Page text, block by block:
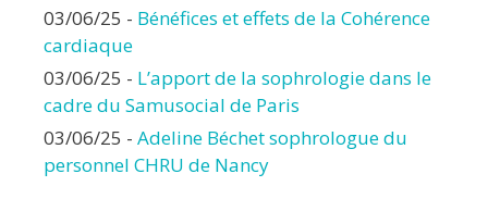
03/06/25 - Bénéfices et effets de la Cohérence
cardiaque
03/06/25 - L’apport de la sophrologie dans le
cadre du Samusocial de Paris
03/06/25 - Adeline Béchet sophrologue du
personnel CHRU de Nancy